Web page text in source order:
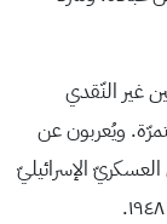
غير النّقدي
ويُعربون عن
الإسرائيليّ